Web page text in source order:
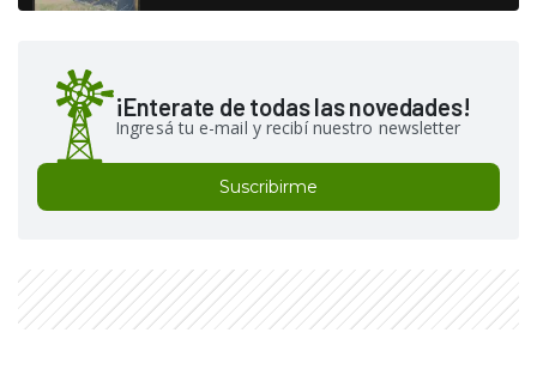
¡Enterate de todas las novedades!
Ingresá tu e-mail y recibí nuestro newsletter
Suscribirme